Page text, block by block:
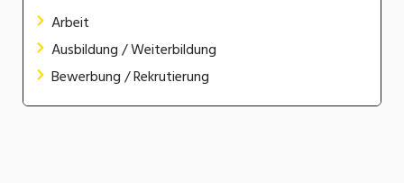
Arbeit
Ausbildung / Weiterbildung
Bewerbung / Rekrutierung